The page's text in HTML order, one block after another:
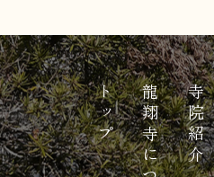
寺院紹介
トップ